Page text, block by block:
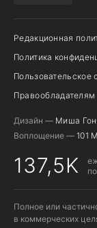
Редакционная
Политика
Пользовательское
Правообладателям
Дизайн — Миша
Воплощение — 101
137,5K
Полное или
в коммерческих